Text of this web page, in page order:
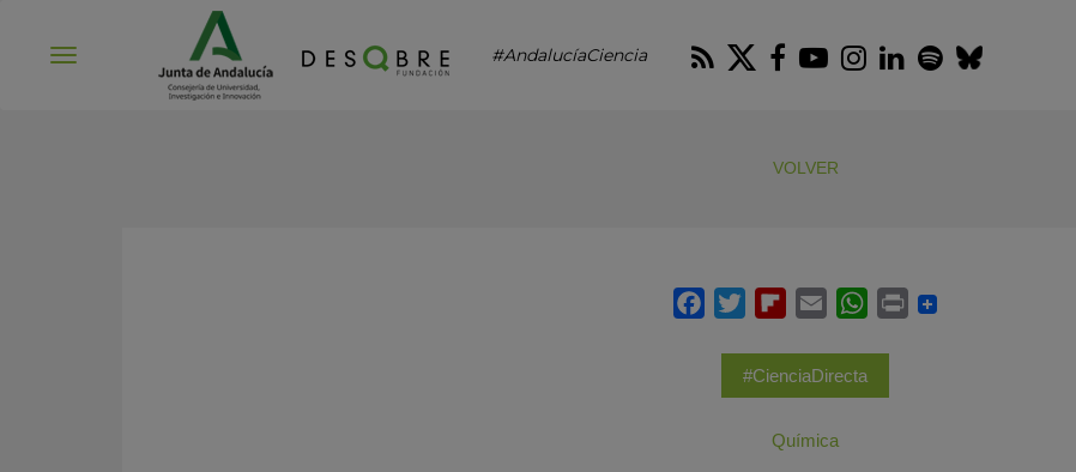
#AndalucíaCiencia RSS Twitter
Facebook
Youtube
Instagram
LinkedIn
Spotify
Bluesky
VOLVER
#CienciaDirecta
Química